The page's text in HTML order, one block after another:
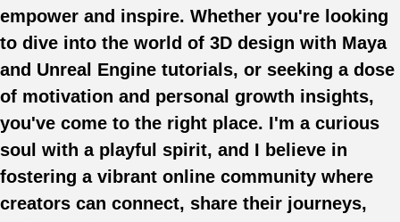
empower and inspire. Whether you're looking
to dive into the world of 3D design with Maya
and Unreal Engine tutorials, or seeking a dose
of motivation and personal growth insights,
you've come to the right place. I'm a curious
soul with a playful spirit, and I believe in
fostering a vibrant online community where
creators can connect, share their journeys,